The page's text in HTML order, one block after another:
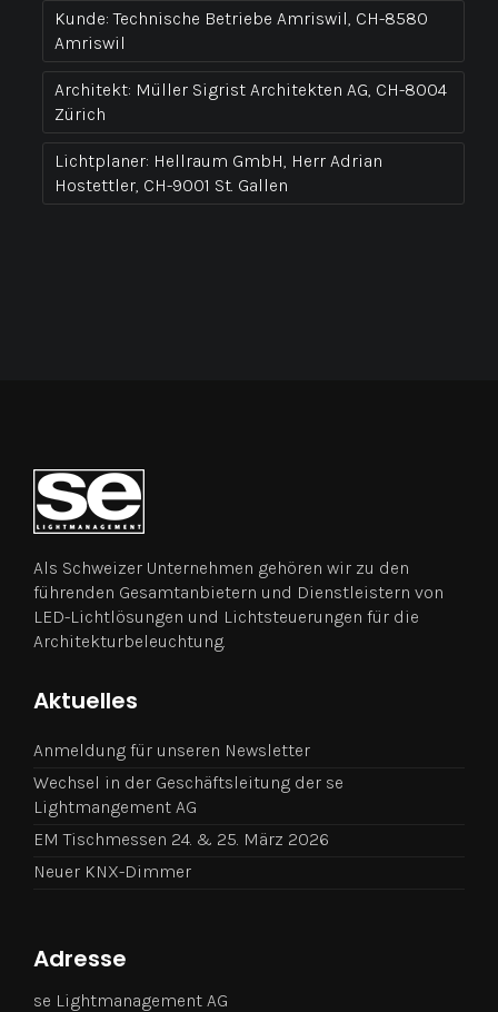
Kunde: Technische Betriebe Amriswil, CH-8580
Amriswil
Architekt: Müller Sigrist Architekten AG, CH-8004
Zürich
Lichtplaner: Hellraum GmbH, Herr Adrian
Hostettler, CH-9001 St. Gallen
Als Schweizer Unternehmen gehören wir zu den
führenden Gesamtanbietern und Dienstleistern von
LED-Lichtlösungen und Lichtsteuerungen für die
Architekturbeleuchtung.
Aktuelles
Anmeldung für unseren Newsletter
Wechsel in der Geschäftsleitung der se
Lightmangement AG
EM Tischmessen 24. & 25. März 2026
Neuer KNX-Dimmer
Adresse
se Lightmanagement AG